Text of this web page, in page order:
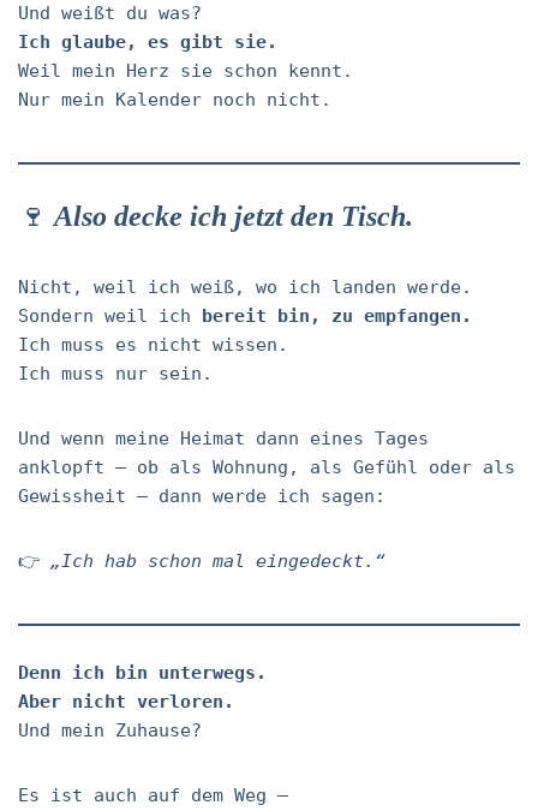
Und weißt du was?
Ich glaube, es gibt sie.
Weil mein Herz sie schon kennt.
Nur mein Kalender noch nicht.
🍷 Also decke ich jetzt den Tisch.
Nicht, weil ich weiß, wo ich landen werde.
Sondern weil ich bereit bin, zu empfangen.
Ich muss es nicht wissen.
Ich muss nur sein.
Und wenn meine Heimat dann eines Tages
anklopft – ob als Wohnung, als Gefühl oder als
Gewissheit – dann werde ich sagen:
👉 „Ich hab schon mal eingedeckt.“
Denn ich bin unterwegs.
Aber nicht verloren.
Und mein Zuhause?
Es ist auch auf dem Weg –